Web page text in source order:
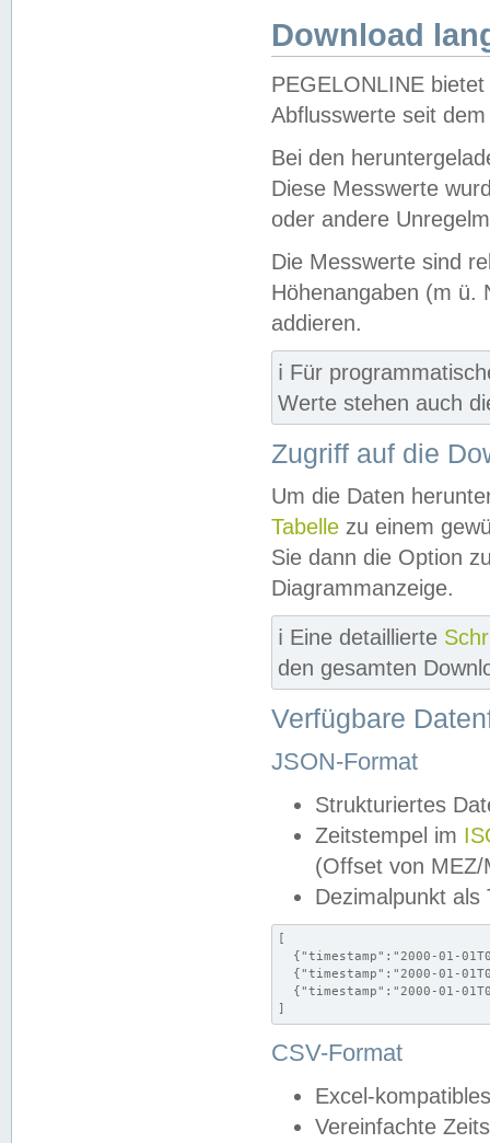
Download
PEGELONLINE
Abflusswerte seit
Bei den
Diese Messwerte
oder andere
Die Messwerte sind
Höhenangaben (m ü.
addieren.
ℹ️ Für
Werte stehen auch
Zugriff auf die
Um die Daten
Tabelle zu einem
Sie dann die Option
Diagrammanzeige.
ℹ️ Eine detaillierte
den gesamten
Verfügbare
JSON-Format
Strukturiertes
Zeitstempel im
(Offset von MEZ/
Dezimalpunkt als
[
{"timestamp":"2000-01-
{"timestamp":"2000-01-
{"timestamp":"2000-01-
]
CSV-Format
Excel-
Vereinfachte